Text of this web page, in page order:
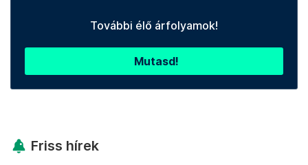
További élő árfolyamok!
Mutasd!
Friss hírek